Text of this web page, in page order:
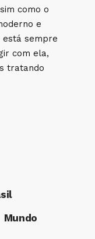
como o
e
está sempre
com ela,
tratando
Mundo